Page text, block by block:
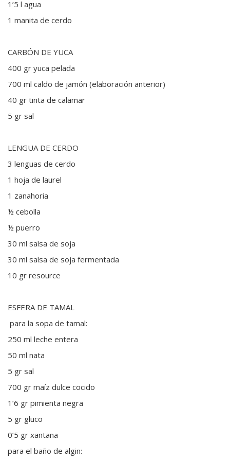
1’5 l agua
1 manita de cerdo
CARBÓN DE YUCA
400 gr yuca pelada
700 ml caldo de jamón (elaboración anterior)
40 gr tinta de calamar
5 gr sal
LENGUA DE CERDO
3 lenguas de cerdo
1 hoja de laurel
1 zanahoria
½ cebolla
½ puerro
30 ml salsa de soja
30 ml salsa de soja fermentada
10 gr resource
ESFERA DE TAMAL
para la sopa de tamal:
250 ml leche entera
50 ml nata
5 gr sal
700 gr maíz dulce cocido
1’6 gr pimienta negra
5 gr gluco
0’5 gr xantana
para el baño de algin: